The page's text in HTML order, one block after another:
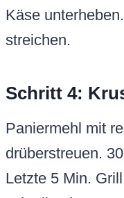
Käse
streichen.
Schritt 4:
Paniermehl mit
drüberstreuen.
Letzte 5 Min.